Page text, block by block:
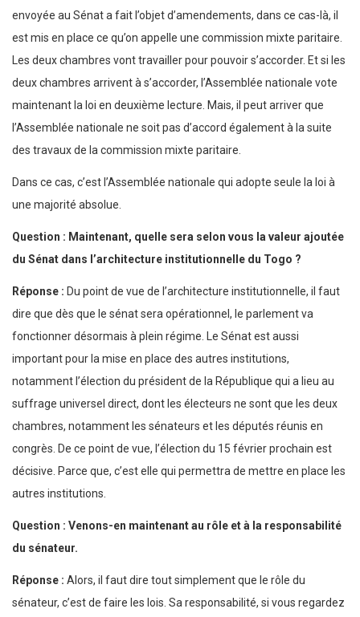
envoyée au Sénat a fait l’objet d’amendements, dans ce cas-là, il
est mis en place ce qu’on appelle une commission mixte paritaire.
Les deux chambres vont travailler pour pouvoir s’accorder. Et si les
deux chambres arrivent à s’accorder, l’Assemblée nationale vote
maintenant la loi en deuxième lecture. Mais, il peut arriver que
l’Assemblée nationale ne soit pas d’accord également à la suite
des travaux de la commission mixte paritaire.
Dans ce cas, c’est l’Assemblée nationale qui adopte seule la loi à
une majorité absolue.
Question : Maintenant, quelle sera selon vous la valeur ajoutée
du Sénat dans l’architecture institutionnelle du Togo ?
Réponse : Du point de vue de l’architecture institutionnelle, il faut
dire que dès que le sénat sera opérationnel, le parlement va
fonctionner désormais à plein régime. Le Sénat est aussi
important pour la mise en place des autres institutions,
notamment l’élection du président de la République qui a lieu au
suffrage universel direct, dont les électeurs ne sont que les deux
chambres, notamment les sénateurs et les députés réunis en
congrès. De ce point de vue, l’élection du 15 février prochain est
décisive. Parce que, c’est elle qui permettra de mettre en place les
autres institutions.
Question : Venons-en maintenant au rôle et à la responsabilité
du sénateur.
Réponse : Alors, il faut dire tout simplement que le rôle du
sénateur, c’est de faire les lois. Sa responsabilité, si vous regardez